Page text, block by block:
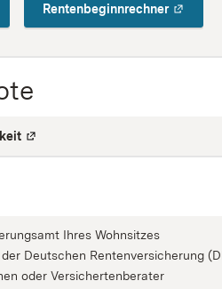
Rentenbeginnrechner
Externe Verlinkung
Ihres Wohnsitzes
Deutschen Rentenversicherung
oder Versichertenberater